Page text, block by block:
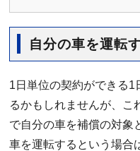
自分の車を運転
1日単位の契約ができる1
るかもしれませんが、こ
で自分の車を補償の対象
車を運転するという場合